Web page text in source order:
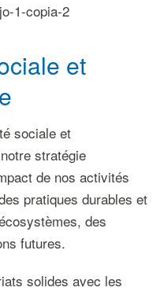
et
sociale et
stratégie
de nos activités
pratiques durables et
des
futures.
solides avec les